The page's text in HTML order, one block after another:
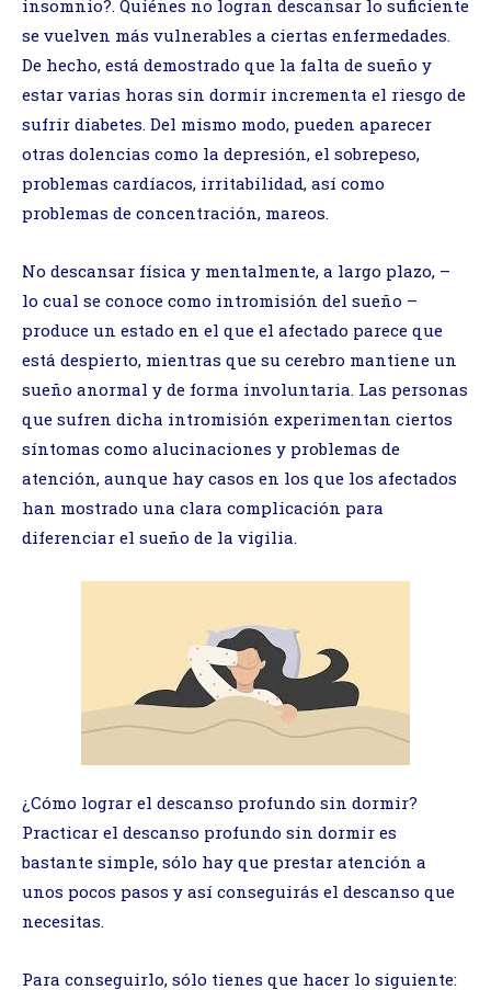
insomnio?. Quiénes no logran descansar lo suficiente
se vuelven más vulnerables a ciertas enfermedades.
De hecho, está demostrado que la falta de sueño y
estar varias horas sin dormir incrementa el riesgo de
sufrir diabetes. Del mismo modo, pueden aparecer
otras dolencias como la depresión, el sobrepeso,
problemas cardíacos, irritabilidad, así como
problemas de concentración, mareos.
No descansar física y mentalmente, a largo plazo, –
lo cual se conoce como intromisión del sueño –
produce un estado en el que el afectado parece que
está despierto, mientras que su cerebro mantiene un
sueño anormal y de forma involuntaria. Las personas
que sufren dicha intromisión experimentan ciertos
síntomas como alucinaciones y problemas de
atención, aunque hay casos en los que los afectados
han mostrado una clara complicación para
diferenciar el sueño de la vigilia.
¿Cómo lograr el descanso profundo sin dormir?
Practicar el descanso profundo sin dormir es
bastante simple, sólo hay que prestar atención a
unos pocos pasos y así conseguirás el descanso que
necesitas.
Para conseguirlo, sólo tienes que hacer lo siguiente: